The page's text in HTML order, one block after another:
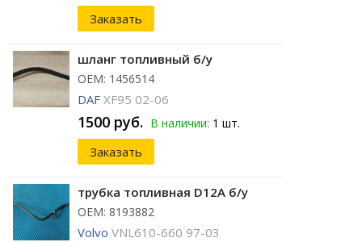
Заказать
шланг топливный б/у
ОЕМ: 1456514
DAF XF95 02-06
1500 руб. В наличии: 1 шт.
Заказать
трубка топливная D12A б/у
ОЕМ: 8193882
Volvo VNL610-660 97-03